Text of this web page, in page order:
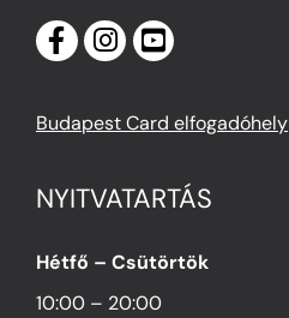
Budapest Card elfogadóhely
NYITVATARTÁS
Hétfő – Csütörtök
10:00 – 20:00